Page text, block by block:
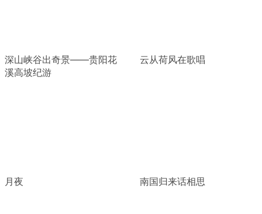
深山峡谷出奇景——贵阳花
溪高坡纪游
云从荷风在歌唱
月夜 南国归来话相思